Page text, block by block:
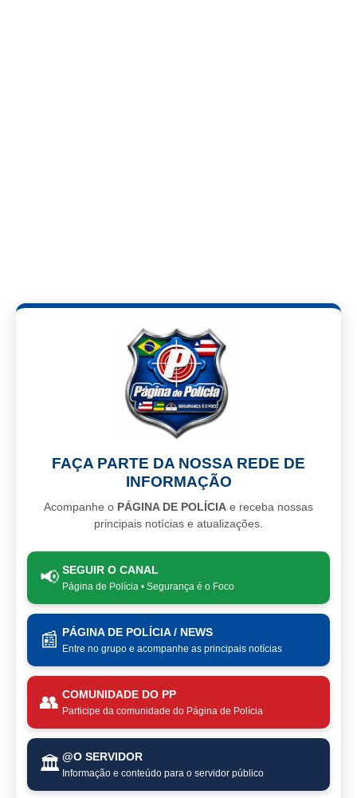
FAÇA PARTE DA NOSSA REDE DE
INFORMAÇÃO
Acompanhe o PÁGINA DE POLÍCIA e receba nossas
principais notícias e atualizações.
📢 SEGUIR O CANAL
Página de Polícia • Segurança é o Foco
📰 PÁGINA DE POLÍCIA / NEWS
Entre no grupo e acompanhe as principais notícias
👥 COMUNIDADE DO PP
Participe da comunidade do Página de Polícia
🏛️ @O SERVIDOR
Informação e conteúdo para o servidor público